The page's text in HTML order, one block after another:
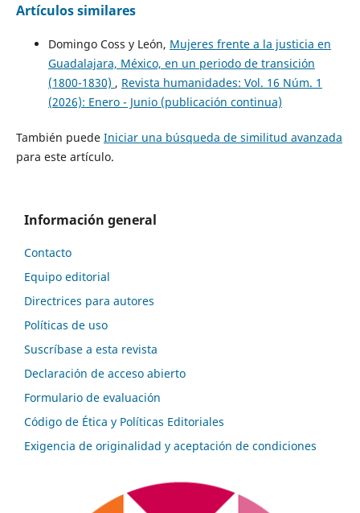
Artículos similares
Domingo Coss y León, Mujeres frente a la justicia en
Guadalajara, México, en un periodo de transición
(1800-1830) , Revista humanidades: Vol. 16 Núm. 1
(2026): Enero - Junio (publicación continua)
También puede Iniciar una búsqueda de similitud avanzada
para este artículo.
Información general
Contacto
Equipo editorial
Directrices para autores
Políticas de uso
Suscríbase a esta revista
Declaración de acceso abierto
Formulario de evaluación
Código de Ética y Políticas Editoriales
Exigencia de originalidad y aceptación de condiciones